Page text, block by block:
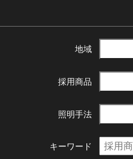
地域
採用商品
照明手法
キーワード